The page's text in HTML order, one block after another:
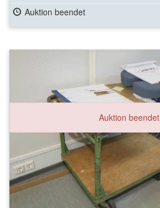
Auktion beendet
Auktion beendet